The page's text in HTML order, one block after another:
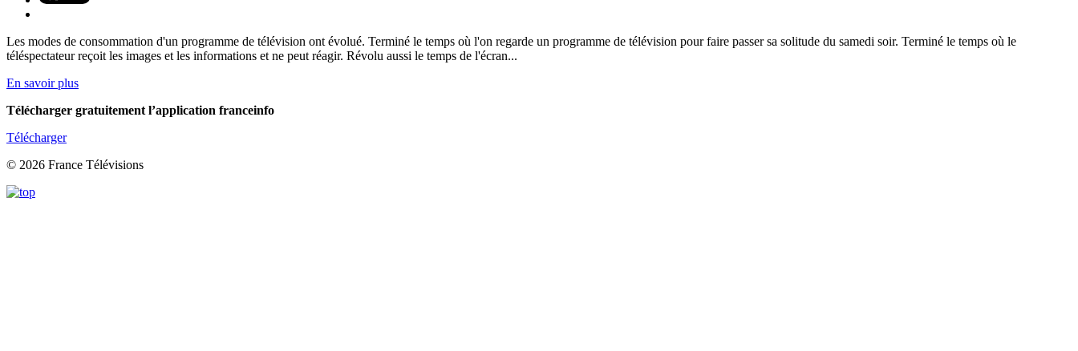
Les modes de consommation d'un programme de télévision ont évolué. Terminé le temps où l'on regarde un programme de télévision pour faire passer sa solitude du samedi soir. Terminé le temps où le
téléspectateur reçoit les images et les informations et ne peut réagir. Révolu aussi le temps de l'écran...
En savoir plus
Télécharger gratuitement l’application franceinfo
Télécharger
© 2026 France Télévisions